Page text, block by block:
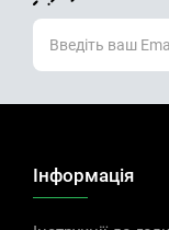
Інформація